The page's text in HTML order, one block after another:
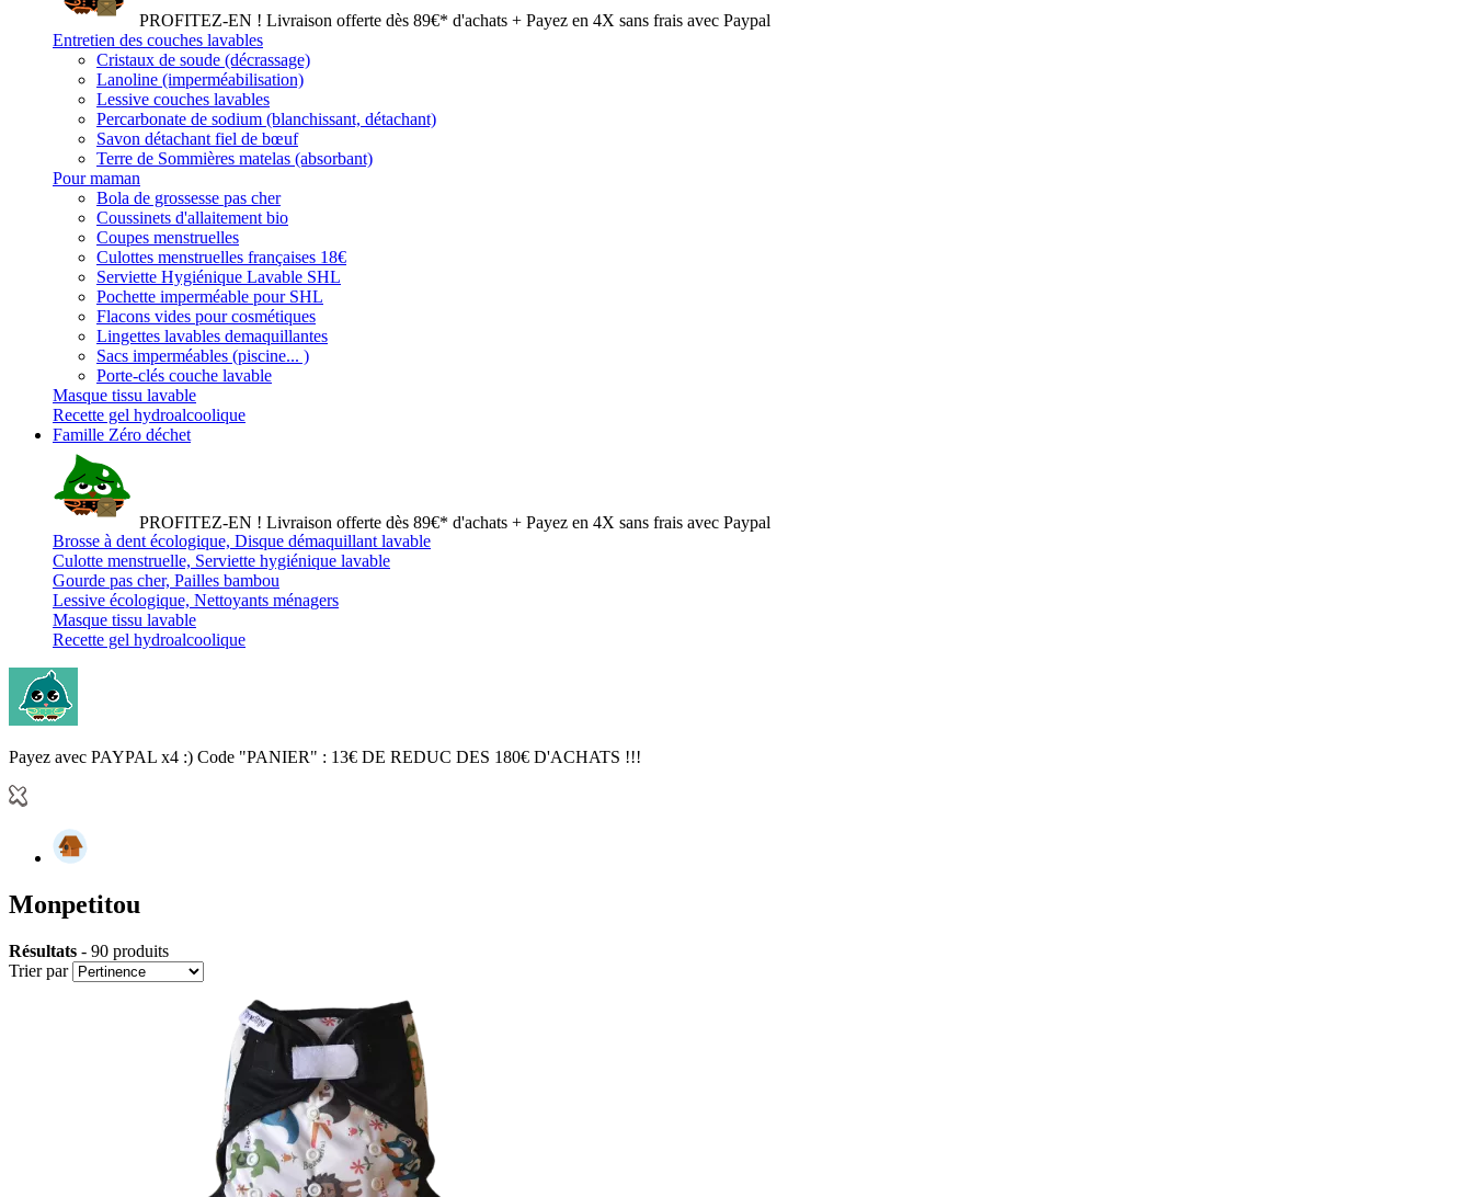
PROFITEZ-EN ! Livraison offerte dès 89€* d'achats + Payez en 4X sans frais avec Paypal
Entretien des couches lavables
Cristaux de soude (décrassage)
Lanoline (imperméabilisation)
Lessive couches lavables
Percarbonate de sodium (blanchissant, détachant)
Savon détachant fiel de bœuf
Terre de Sommières matelas (absorbant)
Pour maman
Bola de grossesse pas cher
Coussinets d'allaitement bio
Coupes menstruelles
Culottes menstruelles françaises 18€
Serviette Hygiénique Lavable SHL
Pochette imperméable pour SHL
Flacons vides pour cosmétiques
Lingettes lavables demaquillantes
Sacs imperméables (piscine... )
Porte-clés couche lavable
Masque tissu lavable
Recette gel hydroalcoolique
Famille Zéro déchet
PROFITEZ-EN ! Livraison offerte dès 89€* d'achats + Payez en 4X sans frais avec Paypal
Brosse à dent écologique, Disque démaquillant lavable
Culotte menstruelle, Serviette hygiénique lavable
Gourde pas cher, Pailles bambou
Lessive écologique, Nettoyants ménagers
Masque tissu lavable
Recette gel hydroalcoolique
Payez avec PAYPAL x4 :) Code "PANIER" : 13€ DE REDUC DES 180€ D'ACHATS !!!
Monpetitou
Résultats - 90 produits
Trier par